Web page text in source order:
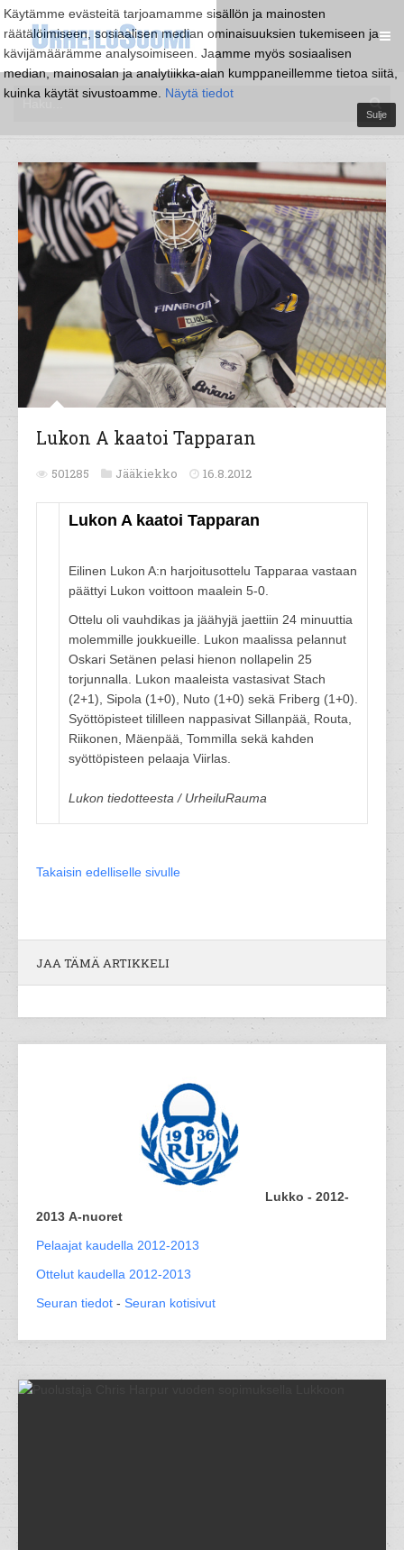
Käytämme evästeitä tarjoamamme sisällön ja mainosten
räätälöimiseen, sosiaalisen median ominaisuuksien tukemiseen ja
kävijämäärämme analysoimiseen. Jaamme myös sosiaalisen
median, mainosalan ja analytiikka-alan kumppaneillemme tietoa siitä,
kuinka käytät sivustoamme. Näytä tiedot
Sulje
Lukon A kaatoi Tapparan
501285 Jääkiekko 16.8.2012
Lukon A kaatoi Tapparan
Eilinen Lukon A:n harjoitusottelu Tapparaa vastaan
päättyi Lukon voittoon maalein 5-0.
Ottelu oli vauhdikas ja jäähyjä jaettiin 24 minuuttia
molemmille joukkueille. Lukon maalissa pelannut
Oskari Setänen pelasi hienon nollapelin 25
torjunnalla. Lukon maaleista vastasivat Stach
(2+1), Sipola (1+0), Nuto (1+0) sekä Friberg (1+0).
Syöttöpisteet tililleen nappasivat Sillanpää, Routa,
Riikonen, Mäenpää, Tommilla sekä kahden
syöttöpisteen pelaaja Viirlas.
Lukon tiedotteesta / UrheiluRauma
Takaisin edelliselle sivulle
JAA TÄMÄ ARTIKKELI
Lukko - 2012-
2013 A-nuoret
Pelaajat kaudella 2012-2013
Ottelut kaudella 2012-2013
Seuran tiedot - Seuran kotisivut